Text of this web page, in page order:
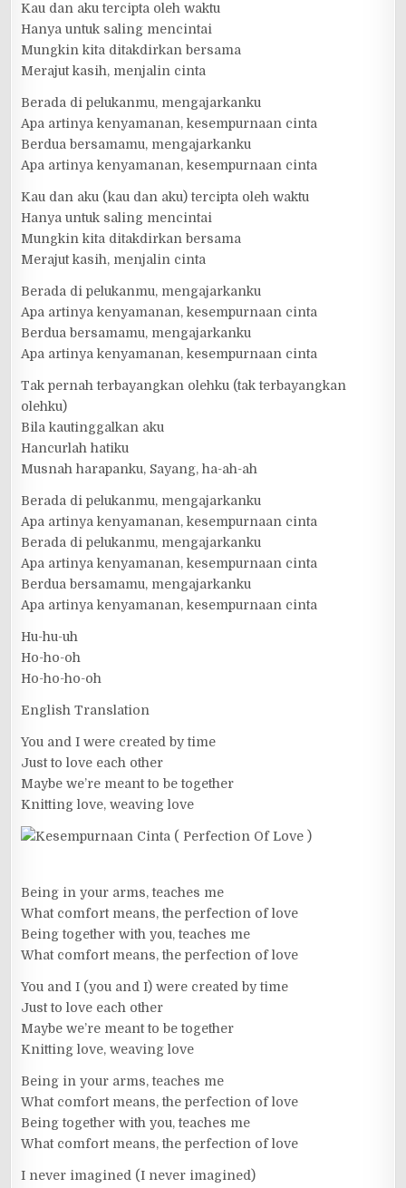
Kau dan aku tercipta oleh waktu
Hanya untuk saling mencintai
Mungkin kita ditakdirkan bersama
Merajut kasih, menjalin cinta
Berada di pelukanmu, mengajarkanku
Apa artinya kenyamanan, kesempurnaan cinta
Berdua bersamamu, mengajarkanku
Apa artinya kenyamanan, kesempurnaan cinta
Kau dan aku (kau dan aku) tercipta oleh waktu
Hanya untuk saling mencintai
Mungkin kita ditakdirkan bersama
Merajut kasih, menjalin cinta
Berada di pelukanmu, mengajarkanku
Apa artinya kenyamanan, kesempurnaan cinta
Berdua bersamamu, mengajarkanku
Apa artinya kenyamanan, kesempurnaan cinta
Tak pernah terbayangkan olehku (tak terbayangkan
olehku)
Bila kautinggalkan aku
Hancurlah hatiku
Musnah harapanku, Sayang, ha-ah-ah
Berada di pelukanmu, mengajarkanku
Apa artinya kenyamanan, kesempurnaan cinta
Berada di pelukanmu, mengajarkanku
Apa artinya kenyamanan, kesempurnaan cinta
Berdua bersamamu, mengajarkanku
Apa artinya kenyamanan, kesempurnaan cinta
Hu-hu-uh
Ho-ho-oh
Ho-ho-ho-oh
English Translation
You and I were created by time
Just to love each other
Maybe we’re meant to be together
Knitting love, weaving love
Being in your arms, teaches me
What comfort means, the perfection of love
Being together with you, teaches me
What comfort means, the perfection of love
You and I (you and I) were created by time
Just to love each other
Maybe we’re meant to be together
Knitting love, weaving love
Being in your arms, teaches me
What comfort means, the perfection of love
Being together with you, teaches me
What comfort means, the perfection of love
I never imagined (I never imagined)